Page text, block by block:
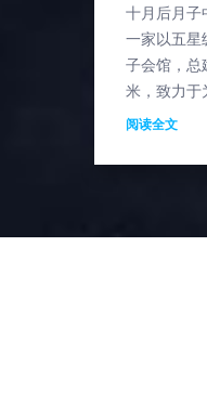
十月后月子
一家以五星
子会馆，总
米，致力于
提供高品质
度不高，官
阅读全文